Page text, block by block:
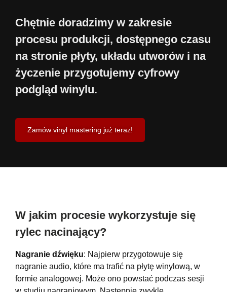
Chętnie doradzimy w zakresie
procesu produkcji, dostępnego czasu
na stronie płyty, układu utworów i na
życzenie przygotujemy cyfrowy
podgląd winylu.
Zamów vinyl mastering już teraz!
W jakim procesie wykorzystuje się
rylec nacinający?
Nagranie dźwięku: Najpierw przygotowuje się
nagranie audio, które ma trafić na płytę winylową, w
formie analogowej. Może ono powstać podczas sesji